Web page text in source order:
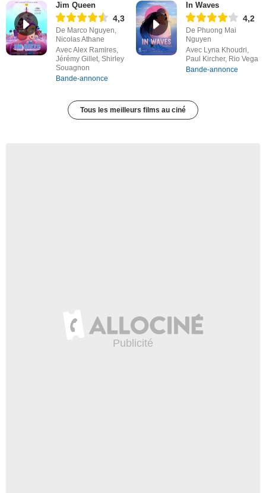
Jim Queen
4,3
De Marco Nguyen,
Nicolas Athane
Avec Alex Ramires,
Jérémy Gillet, Shirley
Souagnon
Bande-annonce
In Waves
4,2
De Phuong Mai
Nguyen
Avec Lyna Khoudri,
Paul Kircher, Rio Vega
Bande-annonce
Tous les meilleurs films au ciné